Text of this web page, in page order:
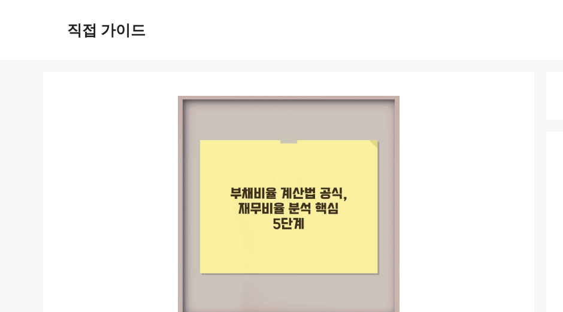
직접 가이드